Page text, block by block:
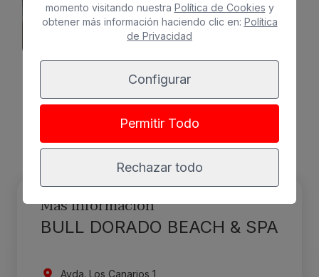
Ver hotel
Más información
BULL DORADO BEACH & SPA
Avda. Los Canarios 1
momento visitando nuestra Política de Cookies y
obtener más información haciendo clic en: Política
de Privacidad
Configurar
Permitir Todo
Rechazar todo